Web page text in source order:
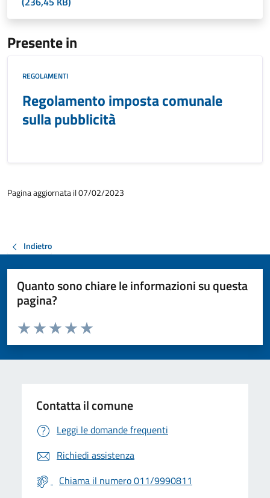
Presente in
REGOLAMENTI
Regolamento imposta comunale
sulla pubblicità
Pagina aggiornata il 07/02/2023
Indietro
Quanto sono chiare le informazioni su questa
pagina?
Valuta da 1 a 5 stelle la pagina
Valuta 5 stelle su 5
Valuta 4 stelle su 5
Valuta 3 stelle su 5
Valuta 2 stelle su 5
Valuta 1 stelle su 5
Contatta il comune
Leggi le domande frequenti
Richiedi assistenza
Chiama il numero 011/9990811